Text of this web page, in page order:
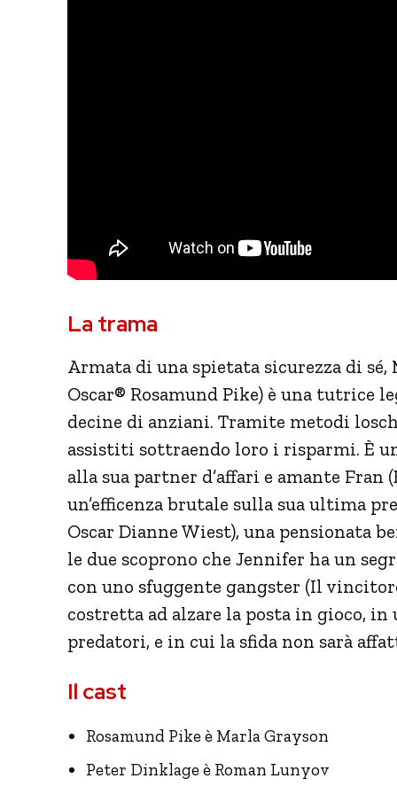
La trama
Armata di una spietata sicurezza di
Oscar® Rosamund Pike) è una tutrice
decine di anziani. Tramite metodi
assistiti sottraendo loro i risparmi. È
alla sua partner d’affari e amante Fran
un’efficenza brutale sulla sua ultima
Oscar Dianne Wiest), una pensionata
le due scoprono che Jennifer ha un
con uno sfuggente gangster (Il
costretta ad alzare la posta in gioco,
predatori, e in cui la sfida non sarà
Il cast
Rosamund Pike è Marla Grayson
Peter Dinklage è Roman Lunyov